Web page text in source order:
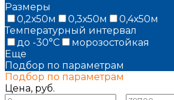
Размеры
0,2х50м
0,3х50м
0,4х50м
Температурный интервал
до -30°С
морозостойкая
Еще
Подбор по параметрам
Подбор по параметрам
Цена, руб.